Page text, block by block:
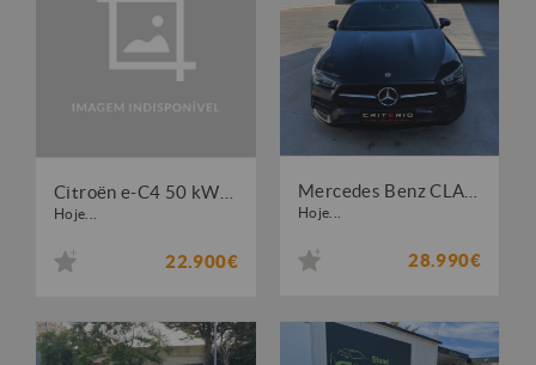
Hoje...
22.900€
Hoje...
28.990€